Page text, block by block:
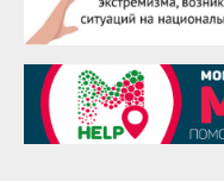
28 августа
Чингиз Мустафаев
29 августа
Надежда Рослова